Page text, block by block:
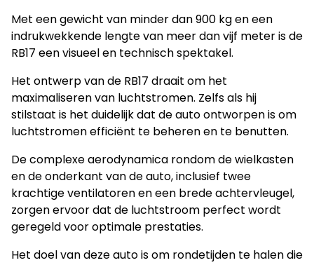
Met een gewicht van minder dan 900 kg en een
indrukwekkende lengte van meer dan vijf meter is de
RB17 een visueel en technisch spektakel.
Het ontwerp van de RB17 draait om het
maximaliseren van luchtstromen. Zelfs als hij
stilstaat is het duidelijk dat de auto ontworpen is om
luchtstromen efficiënt te beheren en te benutten.
De complexe aerodynamica rondom de wielkasten
en de onderkant van de auto, inclusief twee
krachtige ventilatoren en een brede achtervleugel,
zorgen ervoor dat de luchtstroom perfect wordt
geregeld voor optimale prestaties.
Het doel van deze auto is om rondetijden te halen die